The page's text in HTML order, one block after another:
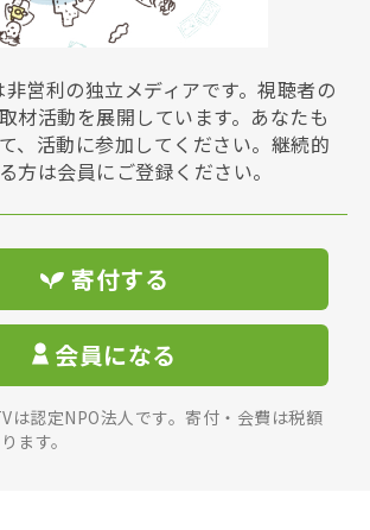
営利の独立メディアです。視聴者の
材活動を展開しています。あなたも
、活動に参加してください。継続的
方は会員にご登録ください。
寄付する
会員になる
認定NPO法人です。寄付・会費は税額
ます。